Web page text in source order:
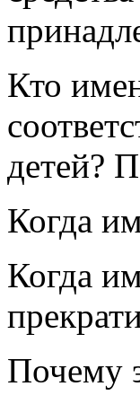
Кто
детей?
Когда
Когда
Почему